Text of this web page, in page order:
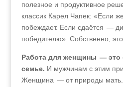
полезное и продуктивное
классик Карел Чапек: «Если
побеждает. Если сдаётся —
победителю». Собственно,
Работа для женщины — это
семье. И мужчинам с этим
Женщина — от природы